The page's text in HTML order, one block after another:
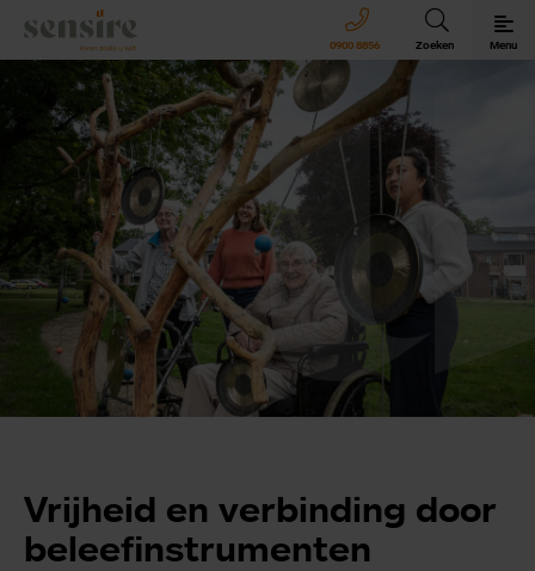
Sensire logo
0900 8856 Zoeken Menu
Sensire bij u thuis
Revalideren met Sensire
Wonen en zorg met Sensire
Meer over Sensire
Vrijheid en verbinding door
beleefinstrumenten